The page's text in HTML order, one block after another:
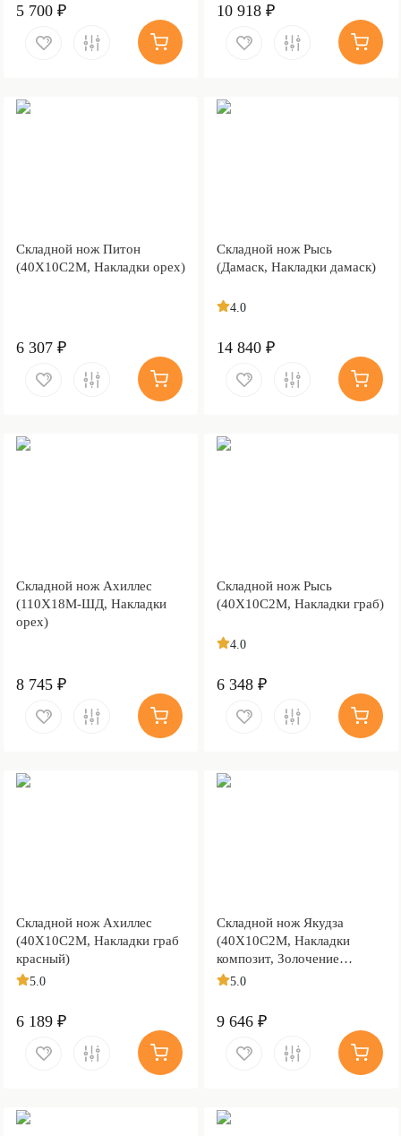
5 700 ₽ 10 918 ₽
Складной нож Питон
(40Х10С2М, Накладки орех)
6 307 ₽
Складной нож Рысь
(Дамаск, Накладки дамаск)
4.0
14 840 ₽
Складной нож Ахиллес
(110Х18М-ШД, Накладки
орех)
8 745 ₽
Складной нож Рысь
(40Х10С2М, Накладки граб)
4.0
6 348 ₽
Складной нож Ахиллес
(40Х10С2М, Накладки граб
красный)
5.0
6 189 ₽
Складной нож Якудза
(40Х10С2М, Накладки
композит, Золочение
рисунка на клинке)
5.0
9 646 ₽